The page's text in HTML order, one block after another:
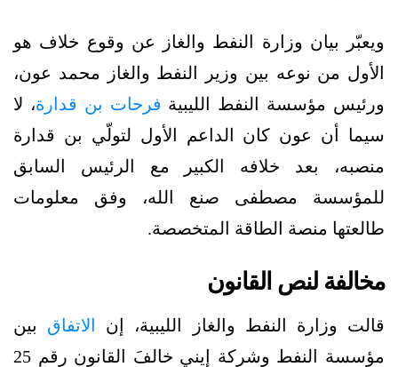
ويعبّر بيان وزارة النفط والغاز عن وقوع خلاف هو
الأول من نوعه بين وزير النفط والغاز محمد عون،
ورئيس مؤسسة النفط الليبية فرحات بن قدارة، لا
سيما أن عون كان الداعم الأول لتولّي بن قدارة
منصبه، بعد خلافه الكبير مع الرئيس السابق
للمؤسسة مصطفى صنع الله، وفق معلومات
طالعتها منصة الطاقة المتخصصة.
مخالفة لنص القانون
قالت وزارة النفط والغاز الليبية، إن الاتفاق بين
مؤسسة النفط وشركة إيني خالفَ القانون رقم 25